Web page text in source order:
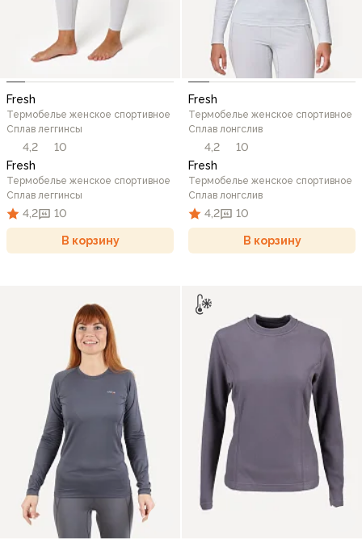
Fresh
Термобелье женское спортивное
Сплав леггинсы
4,2
10
Fresh
Термобелье женское спортивное
Сплав леггинсы
4,2 10
В корзину
Fresh
Термобелье женское спортивное
Сплав лонгслив
4,2
10
Fresh
Термобелье женское спортивное
Сплав лонгслив
4,2 10
В корзину